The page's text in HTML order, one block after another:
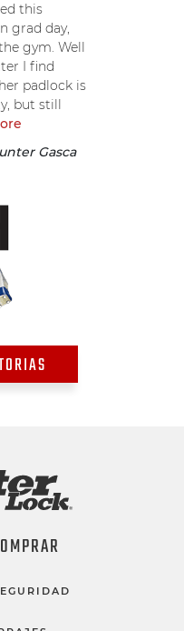
this
grad day,
gym. Well
I find
padlock is
but still
Gasca